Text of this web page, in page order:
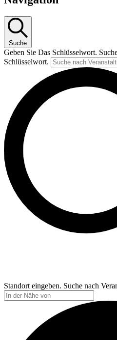
Suche
Geben Sie Das Schlüsselwort.
Schlüsselwort.
Standort eingeben. Suche nach